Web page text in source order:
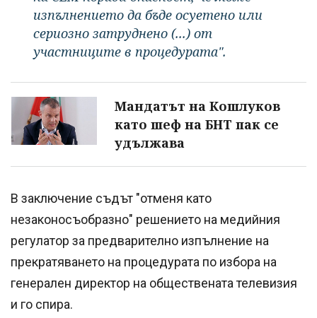
изпълнението да бъде осуетено или
сериозно затруднено (...) от
участниците в процедурата".
Мандатът на Кошлуков
като шеф на БНТ пак се
удължава
В заключение съдът "отменя като
незаконосъобразно" решението на медийния
регулатор за предварително изпълнение на
прекратяването на процедурата по избора на
генерален директор на обществената телевизия
и го спира.